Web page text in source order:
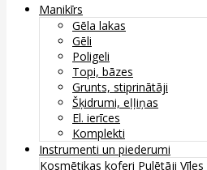
Manikīrs
Gēla lakas
Gēli
Poligeli
Topi, bāzes
Grunts, stiprinātāji
Šķidrumi, eļļiņas
El. ierīces
Komplekti
Instrumenti un piederumi
Kosmētikas koferi Pulētāji Vīles